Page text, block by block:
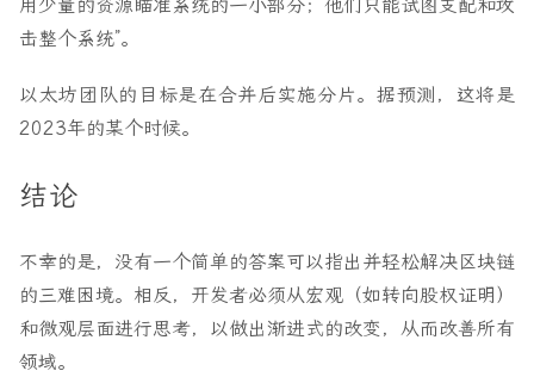
用少量的资源瞄准系统的一小部分；他们只能试图支配和攻
击整个系统”。
以太坊团队的目标是在合并后实施分片。据预测，这将是
2023年的某个时候。
结论
不幸的是，没有一个简单的答案可以指出并轻松解决区块链
的三难困境。相反，开发者必须从宏观（如转向股权证明）
和微观层面进行思考，以做出渐进式的改变，从而改善所有
领域。